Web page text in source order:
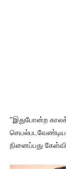
“இதுபோன்ற
செயல்படவேண்டிய
நினைப்பது